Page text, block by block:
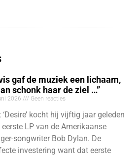
gaf de muziek een lichaam,
schonk haar de ziel …”
2026 Geen reacties
‘Desire’ kocht hij vijftig jaar geleden
LP van de Amerikaanse
songwriter Bob Dylan. De
investering want dat eerste